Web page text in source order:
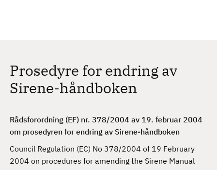
Prosedyre for endring av
Sirene-håndboken
Rådsforordning (EF) nr. 378/2004 av 19. februar 2004
om prosedyren for endring av Sirene-håndboken
Council Regulation (EC) No 378/2004 of 19 February
2004 on procedures for amending the Sirene Manual